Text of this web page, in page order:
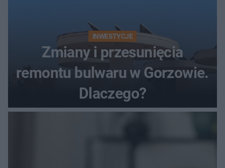
INWESTYCJE
Zmiany i przesunięcia
remontu bulwaru w Gorzowie.
Dlaczego?